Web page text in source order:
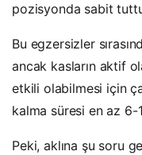
pozisyonda sabit
Bu egzersizler
ancak kasların aktif
etkili olabilmesi için
kalma süresi en az 6-
Peki, aklına şu soru